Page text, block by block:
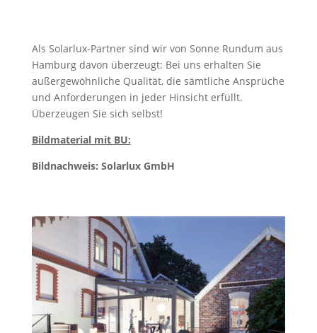
Als Solarlux-Partner sind wir von Sonne Rundum aus
Hamburg davon überzeugt: Bei uns erhalten Sie
außergewöhnliche Qualität, die sämtliche Ansprüche
und Anforderungen in jeder Hinsicht erfüllt.
Überzeugen Sie sich selbst!
Bildmaterial mit BU:
Bildnachweis: Solarlux GmbH